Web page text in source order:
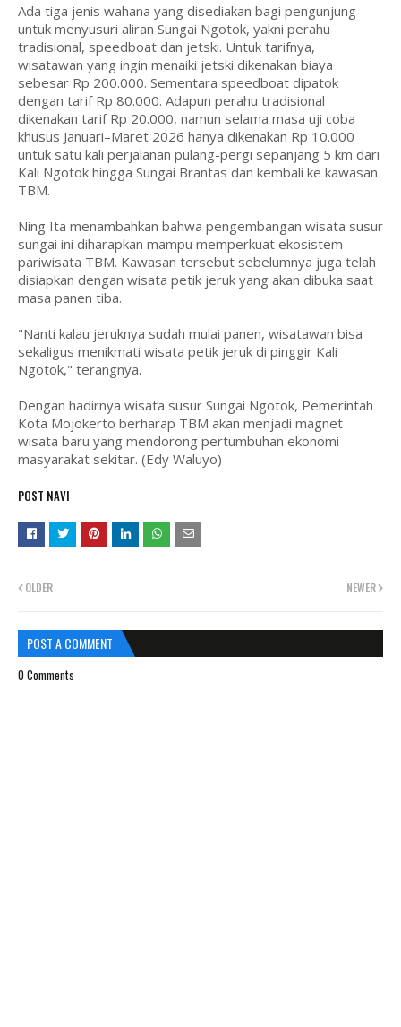
Ada tiga jenis wahana yang disediakan bagi pengunjung
untuk menyusuri aliran Sungai Ngotok, yakni perahu
tradisional, speedboat dan jetski. Untuk tarifnya,
wisatawan yang ingin menaiki jetski dikenakan biaya
sebesar Rp 200.000. Sementara speedboat dipatok
dengan tarif Rp 80.000. Adapun perahu tradisional
dikenakan tarif Rp 20.000, namun selama masa uji coba
khusus Januari–Maret 2026 hanya dikenakan Rp 10.000
untuk satu kali perjalanan pulang-pergi sepanjang 5 km dari
Kali Ngotok hingga Sungai Brantas dan kembali ke kawasan
TBM.
Ning Ita menambahkan bahwa pengembangan wisata susur
sungai ini diharapkan mampu memperkuat ekosistem
pariwisata TBM. Kawasan tersebut sebelumnya juga telah
disiapkan dengan wisata petik jeruk yang akan dibuka saat
masa panen tiba.
"Nanti kalau jeruknya sudah mulai panen, wisatawan bisa
sekaligus menikmati wisata petik jeruk di pinggir Kali
Ngotok," terangnya.
Dengan hadirnya wisata susur Sungai Ngotok, Pemerintah
Kota Mojokerto berharap TBM akan menjadi magnet
wisata baru yang mendorong pertumbuhan ekonomi
masyarakat sekitar. (Edy Waluyo)
POST NAVI
NEWER
OLDER
POST A COMMENT
0 Comments